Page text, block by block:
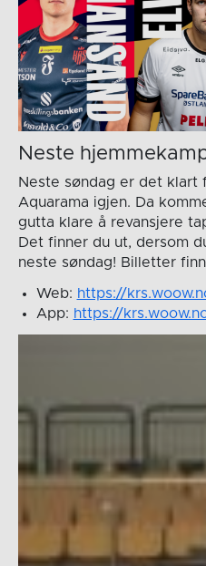
Neste
Neste søndag er det klart
Aquarama igjen. Da
gutta klare å revansjere
Det finner du ut, dersom
neste søndag! Billetter
Web: https://
App: https://